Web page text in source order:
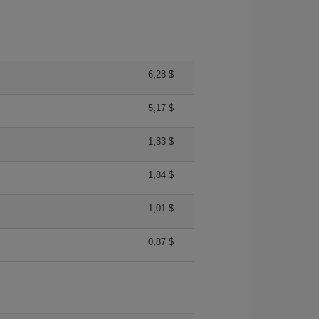
6,28 $
5,17 $
1,83 $
1,84 $
1,01 $
0,87 $